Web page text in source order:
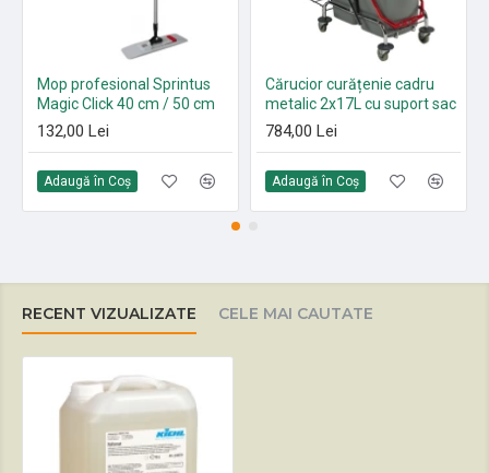
Mop profesional Sprintus
Magic Click 40 cm / 50 cm
132,00 Lei
Adaugă în Coş
Cărucior curățenie cadru
metalic 2x17L cu suport sac
784,00 Lei
Adaugă în Coş
RECENT VIZUALIZATE CELE MAI CAUTATE